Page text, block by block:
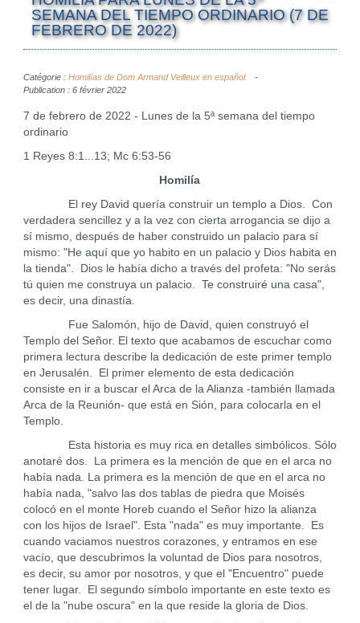
SEMANA DEL TIEMPO ORDINARIO (7 DE
FEBRERO DE 2022)
Catégorie : Homilías de Dom Armand Veilleux en español.
Publication : 6 février 2022
7 de febrero de 2022 - Lunes de la 5ª semana del tiempo
ordinario
1 Reyes 8:1...13; Mc 6:53-56
Homilía
El rey David quería construir un templo a Dios. Con
verdadera sencillez y a la vez con cierta arrogancia se dijo a
sí mismo, después de haber construido un palacio para sí
mismo: "He aquí que yo habito en un palacio y Dios habita en
la tienda". Dios le había dicho a través del profeta: "No serás
tú quien me construya un palacio. Te construiré una casa",
es decir, una dinastía.
Fue Salomón, hijo de David, quien construyó el
Templo del Señor. El texto que acabamos de escuchar como
primera lectura describe la dedicación de este primer templo
en Jerusalén. El primer elemento de esta dedicación
consiste en ir a buscar el Arca de la Alianza -también llamada
Arca de la Reunión- que está en Sión, para colocarla en el
Templo.
Esta historia es muy rica en detalles simbólicos. Sólo
anotaré dos. La primera es la mención de que en el arca no
había nada. La primera es la mención de que en el arca no
había nada, "salvo las dos tablas de piedra que Moisés
colocó en el monte Horeb cuando el Señor hizo la alianza
con los hijos de Israel". Esta "nada" es muy importante. Es
cuando vaciamos nuestros corazones, y entramos en ese
vacío, que descubrimos la voluntad de Dios para nosotros,
es decir, su amor por nosotros, y que el "Encuentro" puede
tener lugar. El segundo símbolo importante en este texto es
el de la "nube oscura" en la que reside la gloria de Dios.